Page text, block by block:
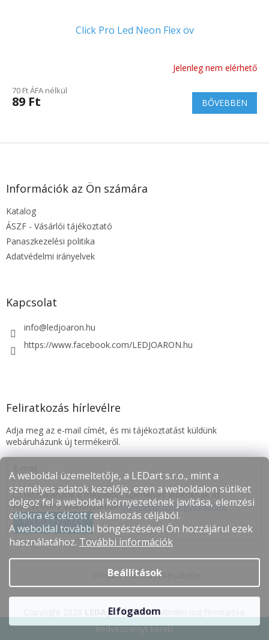
A weboldal üzemeltetője, a LEDart s.r.o., mint a
személyes adatok kezelője, ezen a weboldalon sütiket
dolgoz fel a weboldal környezetének javítása, elemzési
célokra és célzott reklámozás céljából.
A weboldal további böngészésével Ön hozzájárul ezek
használatához. További információk
Beállítások
Elfogadom
Click Pro Led Neon Flex öv
Jelenleg nem elérhető
70 Ft ÁFA nélkül
89 Ft BŐVEBBEN
L
Információk az Ön számára
Katalog
ÁSZF - Vásárlói tájékoztató
Panaszkezelési politika
Adatvédelmi irányelvek
Kapcsolat
info@ledjoaron.hu
https://www.facebook.com/LEDJOARON.hu
Feliratkozás hírlevélre
Adja meg az e-mail címét, és mi tájékoztatást küldünk
webáruházunk új termékeiről.
Hozzájárulok a megadott személyes adatoknak az
Adatvédelmi szabályzatnak megfelelő feldolgozásához.
FELIRATKOZÁS
Shoptet Premium készítette
LEDAJÓÁRON.hu. Minden jog fenntartva.
Kedvezményt kérek!